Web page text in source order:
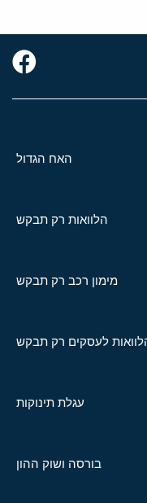
האח הגדול
הלוואות רק תבקש
מימון רכב רק תבקש
לעסקים רק תבקש
עגלת תינוקות
בורסה ושוק ההון